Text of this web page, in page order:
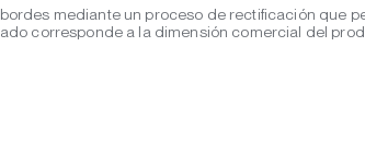
mediante un proceso de rectificación que
corresponde a la dimensión comercial del